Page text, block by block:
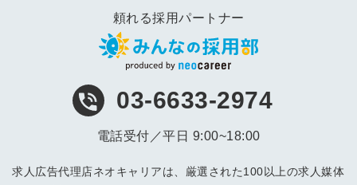
頼れる採用パートナー
03-6633-2974
電話受付／平日 9:00~18:00
求人広告代理店ネオキャリアは、厳選された100以上の求人媒体